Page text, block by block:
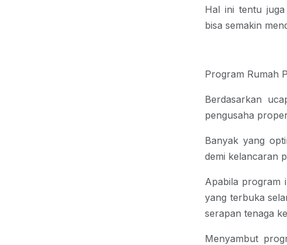
Hal ini tentu
bisa semakin
Program Rumah
Berdasarkan
pengusaha
Banyak yang
demi kelancaran
Apabila program
yang terbuka
serapan tenaga
Menyambut